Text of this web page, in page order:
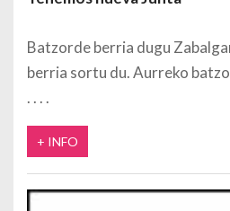
Batzorde berria dugu
berria sortu du. Aurreko
+ INFO